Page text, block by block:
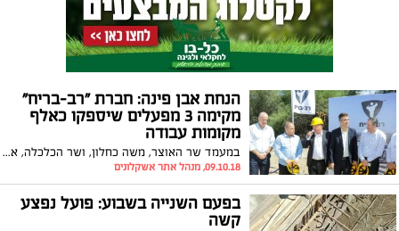
הנחת אבן פינה: חברת "רב-בריח"
מקימה 3 מפעלים שיספקו כאלף
מקומות עבודה
במעמד שר האוצר, משה כחלון, ושר הכלכלה, אלי כהן, ובכירים בתעשייה הישראלית, הונחה אבן הפינה להרחבת מפעל "רב בריח" באשקלון. שמואל דונרשטיין יו"ר רב בריח: "קיומה של הפריפריה ויכולת הערים מחוץ לגוש דן להשאיר את התושבים באזור מגוריהם, תלויה בנחישותה של הממשלה ובתמיכתה בתעשייה באזור"
09.10.18, מנהל אתר אשקלונים
בפעם השנייה בשבוע: פועל נפצע
קשה